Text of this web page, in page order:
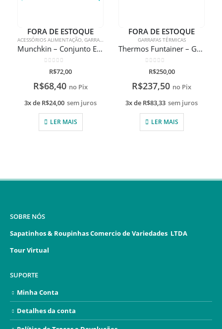
FORA DE ESTOQUE
ACESSÓRIOS ALIMENTAÇÃO, GARRAFAS TÉRMICAS
Munchkin – Conjunto Escovinhas de Limpeza
de 5
R$72,00
R$68,40 no Pix
3x de R$24,00 sem juros
LER MAIS
FORA DE ESTOQUE
GARRAFAS TÉRMICAS
Thermos Funtainer – Garrafa Batman
de 5
R$250,00
R$237,50 no Pix
3x de R$83,33 sem juros
LER MAIS
SOBRE NÓS
Sapatinhos & Roupinhas Comercio de Variedades LTDA
Tour Virtual
SUPORTE
Minha Conta
Detalhes da conta